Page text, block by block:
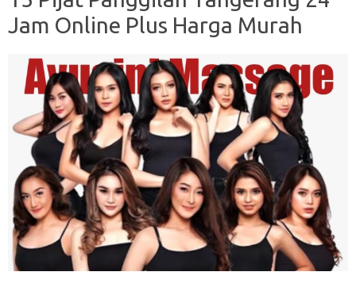
Jam Online Plus Harga Murah